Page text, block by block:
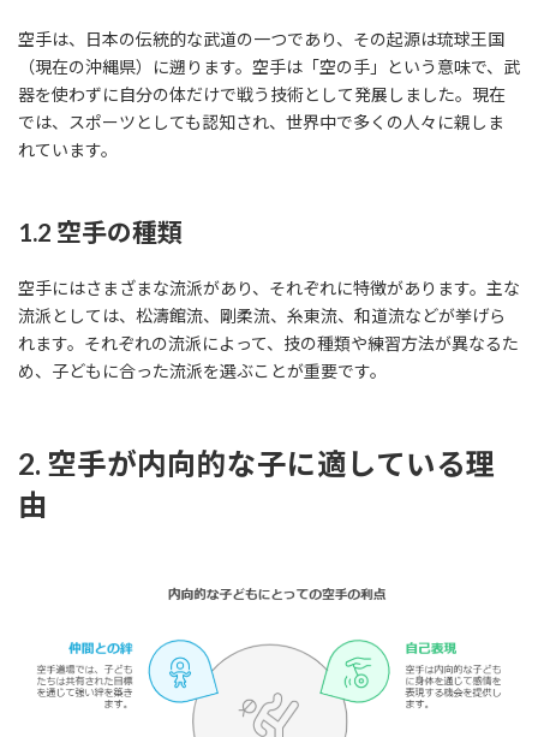
空手は、日本の伝統的な武道の一つであり、その起源は琉球王国
（現在の沖縄県）に遡ります。空手は「空の手」という意味で、武
器を使わずに自分の体だけで戦う技術として発展しました。現在
では、スポーツとしても認知され、世界中で多くの人々に親しま
れています。
1.2 空手の種類
空手にはさまざまな流派があり、それぞれに特徴があります。主な
流派としては、松濤館流、剛柔流、糸東流、和道流などが挙げら
れます。それぞれの流派によって、技の種類や練習方法が異なるた
め、子どもに合った流派を選ぶことが重要です。
2. 空手が内向的な子に適している理
由